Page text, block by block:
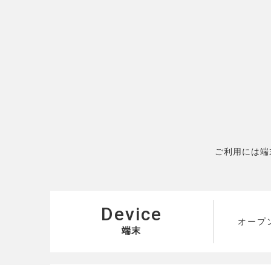
ご利用には
Device
端末
オープ